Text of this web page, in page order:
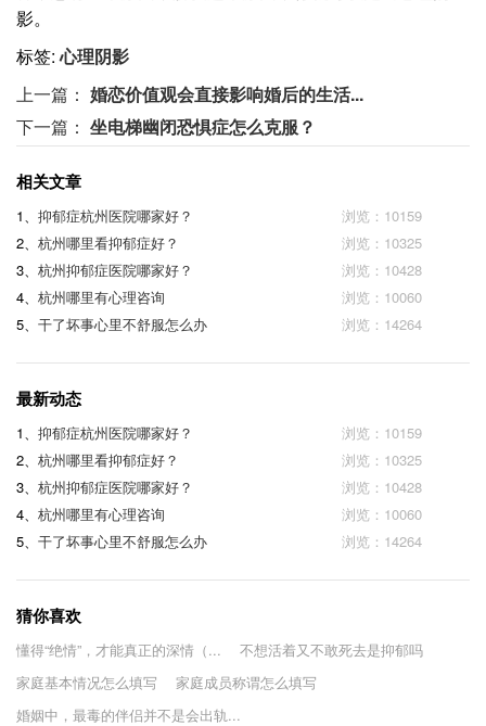
影。
标签:心理阴影
上一篇： 婚恋价值观会直接影响婚后的生活...
下一篇： 坐电梯幽闭恐惧症怎么克服？
相关文章
1、 抑郁症杭州医院哪家好？
浏览：10159
2、 杭州哪里看抑郁症好？
浏览：10325
3、 杭州抑郁症医院哪家好？
浏览：10428
4、 杭州哪里有心理咨询
浏览：10060
5、 干了坏事心里不舒服怎么办 浏览：14264
最新动态
1、 抑郁症杭州医院哪家好？
浏览：10159
2、 杭州哪里看抑郁症好？
浏览：10325
3、 杭州抑郁症医院哪家好？
浏览：10428
4、 杭州哪里有心理咨询
浏览：10060
5、 干了坏事心里不舒服怎么办 浏览：14264
猜你喜欢
懂得“绝情”，才能真正的深情（...
不想活着又不敢死去是抑郁吗
家庭基本情况怎么填写
家庭成员称谓怎么填写
婚姻中，最毒的伴侣并不是会出轨...